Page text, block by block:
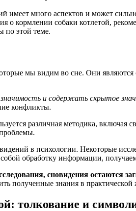
имеет много аспектов и может
о кормлении собаки котлетой,
по этой теме.
мы видим во сне. Они
и содержать скрытое
конфликты.
различная методика,
в психологии. Некоторые
обработку информации,
сновидения остаются
полученные знания в практической
толкование и